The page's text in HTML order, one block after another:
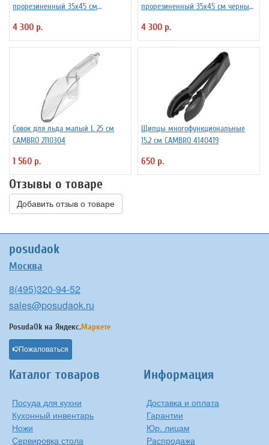
прорезиненный 35х45 см
4 300 р.
прорезиненный 35х45 см черный
4 300 р.
Совок для льда малый L 25 см
CAMBRO 2110304
1 560 р.
Щипцы многофункциональные
15.2 см CAMBRO 4140419
650 р.
Отзывы о товаре
Добавить отзыв о товаре
posudaok
Москва
8(495)320-94-52
sales@posudaok.ru
PosudaOk на Яндекс.Маркете
Пожаловаться
Каталог товаров
Посуда для кухни
Кухонный инвентарь
Ножи
Сервировка стола
Информация
Доставка и оплата
Гарантии
Юр. лицам
Распродажа